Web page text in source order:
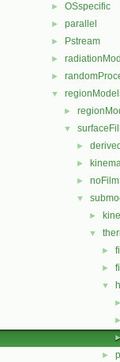
► OSspecific
► parallel
► Pstream
►
►
▼
►
▼
►
►
► noFilm
▼
►
▼
►
►
▼
►
►
►
►